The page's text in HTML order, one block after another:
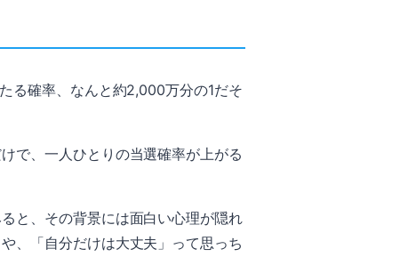
る確率、なんと約2,000万分の1だそ
で、一人ひとりの当選確率が上がる
と、その背景には面白い心理が隠れ
、「自分だけは大丈夫」って思っち